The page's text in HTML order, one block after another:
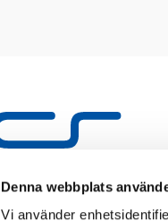
Denna webbplats
Vi använder